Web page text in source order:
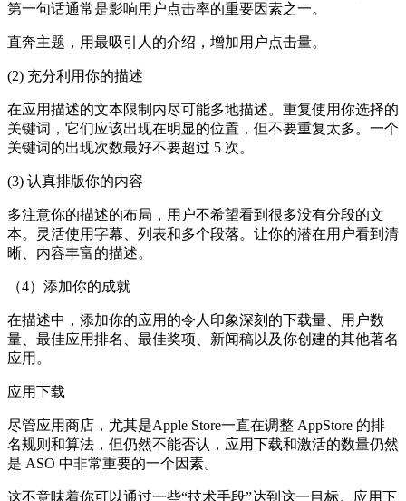
第一句话通常是影响用户点击率的重要因素之一。
直奔主题，用最吸引人的介绍，增加用户点击量。
(2) 充分利用你的描述
在应用描述的文本限制内尽可能多地描述。重复使用你选择的
关键词，它们应该出现在明显的位置，但不要重复太多。一个
关键词的出现次数最好不要超过 5 次。
(3) 认真排版你的内容
多注意你的描述的布局，用户不希望看到很多没有分段的文
本。灵活使用字幕、列表和多个段落。让你的潜在用户看到清
晰、内容丰富的描述。
（4）添加你的成就
在描述中，添加你的应用的令人印象深刻的下载量、用户数
量、最佳应用排名、最佳奖项、新闻稿以及你创建的其他著名
应用。
应用下载
尽管应用商店，尤其是Apple Store一直在调整 AppStore 的排
名规则和算法，但仍然不能否认，应用下载和激活的数量仍然
是 ASO 中非常重要的一个因素。
这不意味着你可以通过一些“技术手段”达到这一目标。应用下